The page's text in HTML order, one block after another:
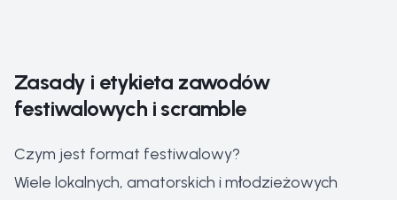
Zasady i etykieta zawodów
festiwalowych i scramble
Czym jest format festiwalowy?
Wiele lokalnych, amatorskich i młodzieżowych